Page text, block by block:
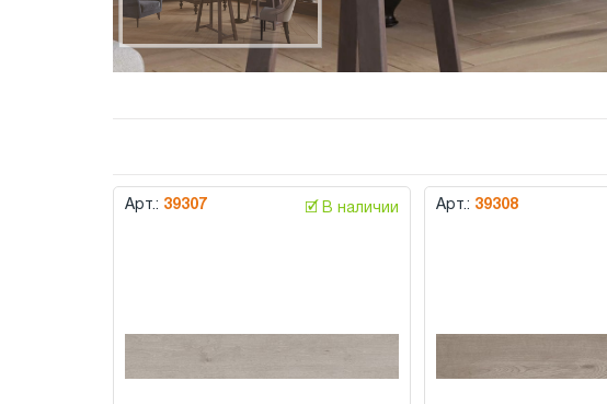
Арт.: 39307 🗹 В наличии Арт.: 39308